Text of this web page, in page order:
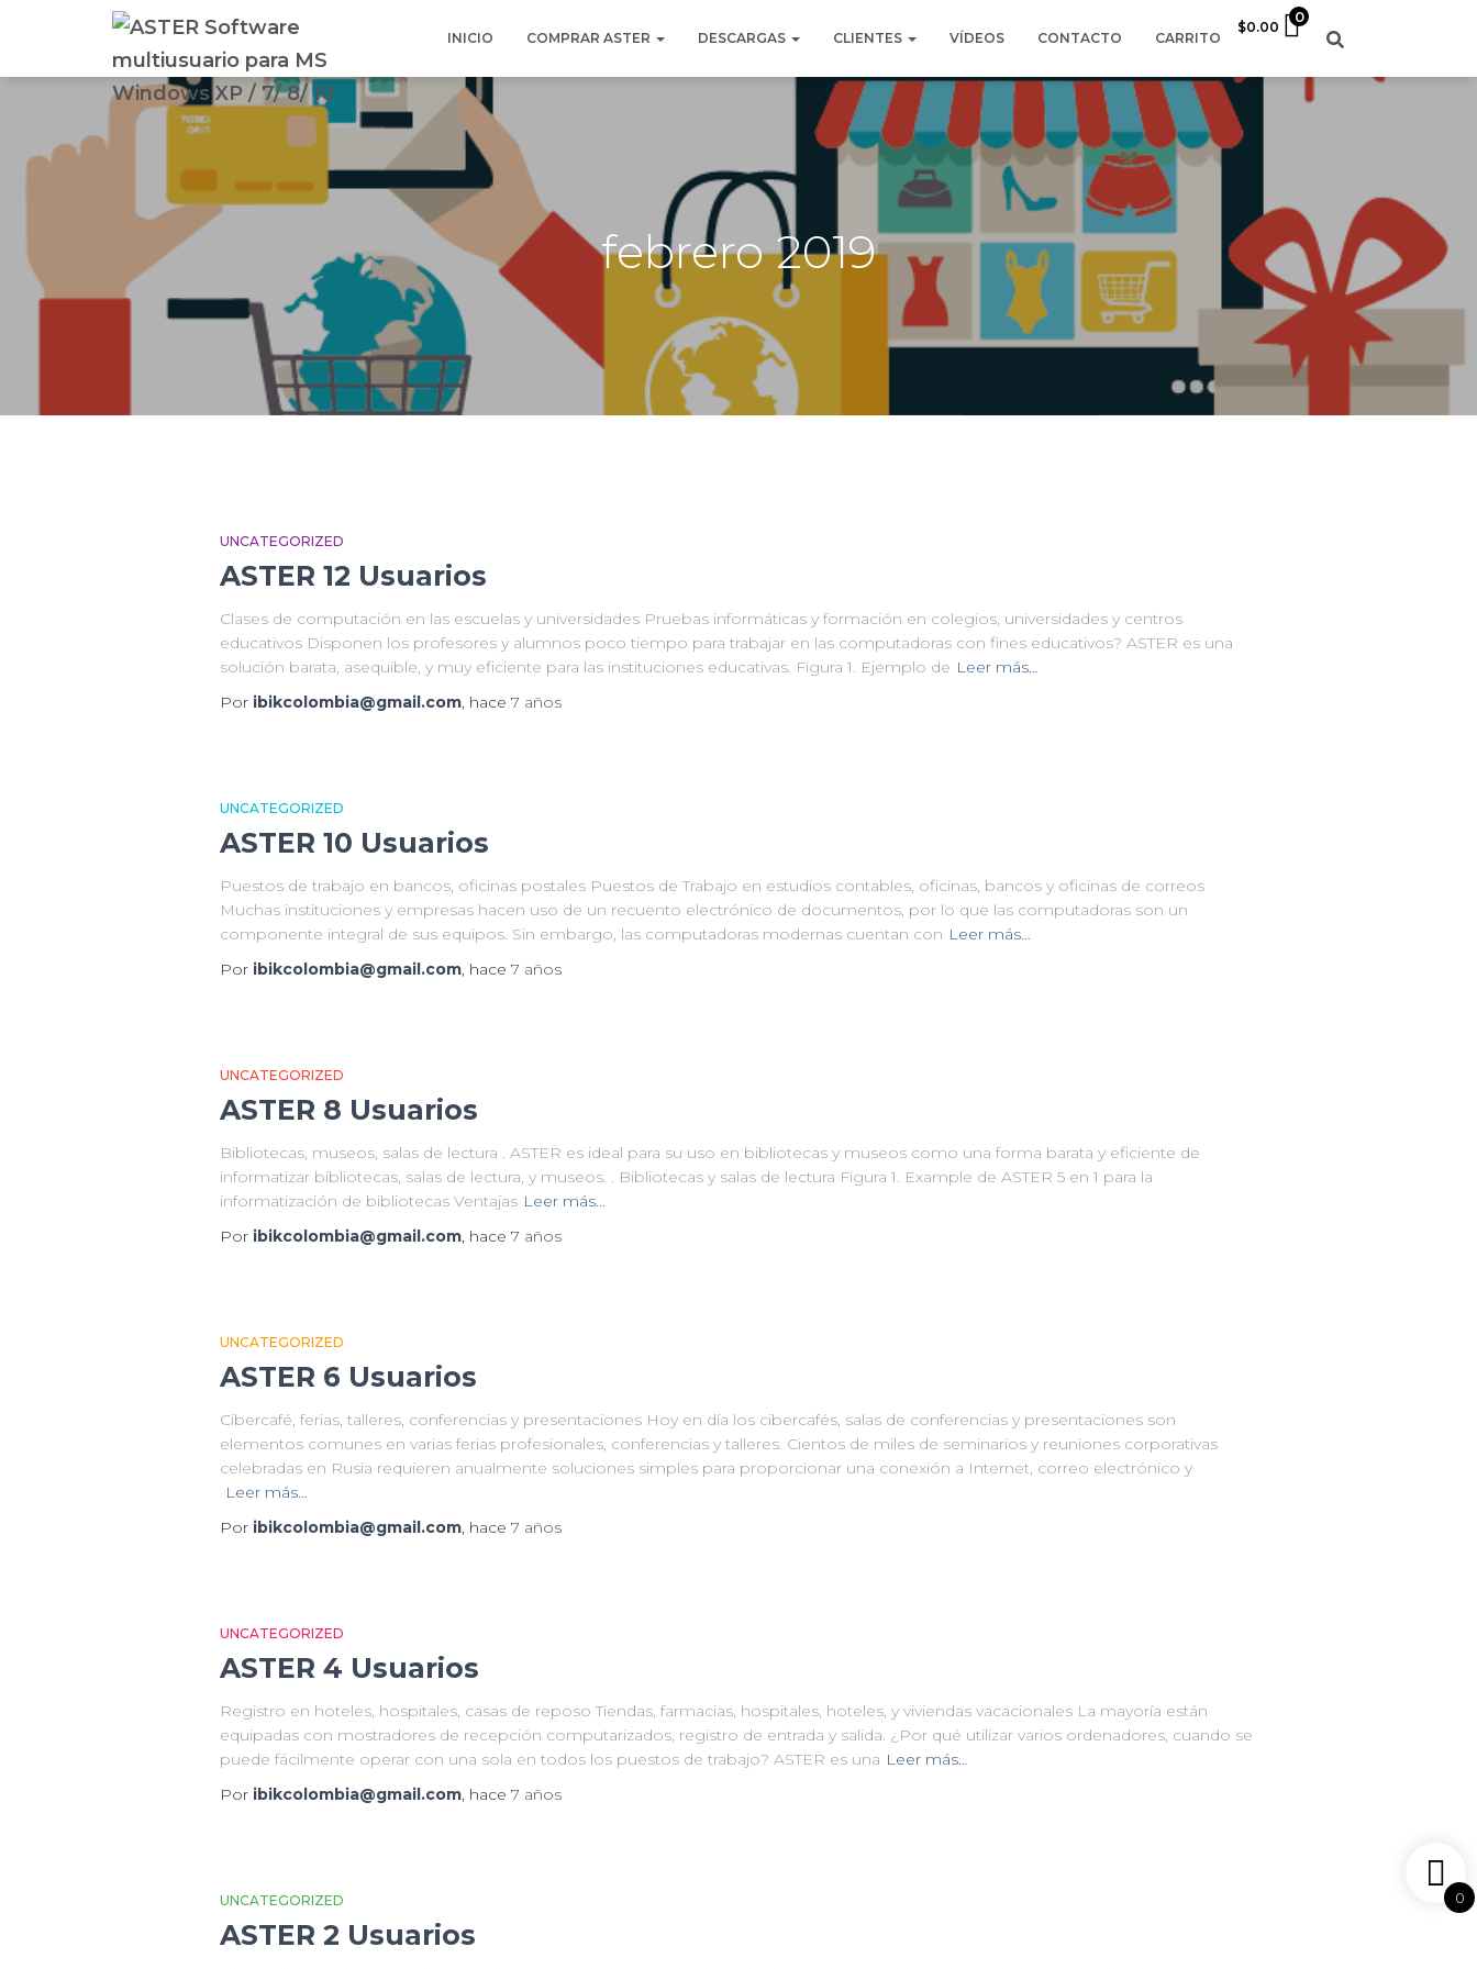
INICIO COMPRAR ASTER DESCARGAS CLIENTES VÍDEOS CONTACTO CARRITO
$0.00
0
febrero 2019
UNCATEGORIZED
ASTER 12 Usuarios
Clases de computación en las escuelas y universidades Pruebas informáticas y formación en colegios, universidades y centros
educativos Disponen los profesores y alumnos poco tiempo para trabajar en las computadoras con fines educativos? ASTER es una
solución barata, asequible, y muy eficiente para las instituciones educativas. Figura 1. Ejemplo de Leer más…
Por ibikcolombia@gmail.com, hace 7 años
UNCATEGORIZED
ASTER 10 Usuarios
Puestos de trabajo en bancos, oficinas postales Puestos de Trabajo en estudios contables, oficinas, bancos y oficinas de correos
Muchas instituciones y empresas hacen uso de un recuento electrónico de documentos, por lo que las computadoras son un
componente integral de sus equipos. Sin embargo, las computadoras modernas cuentan con Leer más…
Por ibikcolombia@gmail.com, hace 7 años
UNCATEGORIZED
ASTER 8 Usuarios
Bibliotecas, museos, salas de lectura . ASTER es ideal para su uso en bibliotecas y museos como una forma barata y eficiente de
informatizar bibliotecas, salas de lectura, y museos. . Bibliotecas y salas de lectura Figura 1. Example de ASTER 5 en 1 para la
informatización de bibliotecas Ventajas Leer más…
Por ibikcolombia@gmail.com, hace 7 años
UNCATEGORIZED
ASTER 6 Usuarios
Cibercafé, ferias, talleres, conferencias y presentaciones Hoy en día los cibercafés, salas de conferencias y presentaciones son
elementos comunes en varias ferias profesionales, conferencias y talleres. Cientos de miles de seminarios y reuniones corporativas
celebradas en Rusia requieren anualmente soluciones simples para proporcionar una conexión a Internet, correo electrónico y
Leer más…
Por ibikcolombia@gmail.com, hace 7 años
UNCATEGORIZED
ASTER 4 Usuarios
Registro en hoteles, hospitales, casas de reposo Tiendas, farmacias, hospitales, hoteles, y viviendas vacacionales La mayoría están
equipadas con mostradores de recepción computarizados, registro de entrada y salida. ¿Por qué utilizar varios ordenadores, cuando se
puede fácilmente operar con una sola en todos los puestos de trabajo? ASTER es una Leer más…
Por ibikcolombia@gmail.com, hace 7 años
UNCATEGORIZED
ASTER 2 Usuarios
0